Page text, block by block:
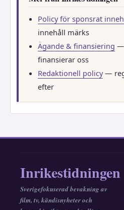
Policy för sponsrat
innehåll märks
Ägande & finansiering —
finansierar oss
Redaktionell policy—
efter
Inrikestidningen
Sverigefokuserad bevakning av
film, tv, kändisnyheter och